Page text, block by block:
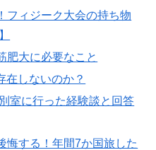
フィジーク大会の持ち物
大に必要なこと
在しないのか？
室に行った経験談と回答
悔する！年間7か国旅した